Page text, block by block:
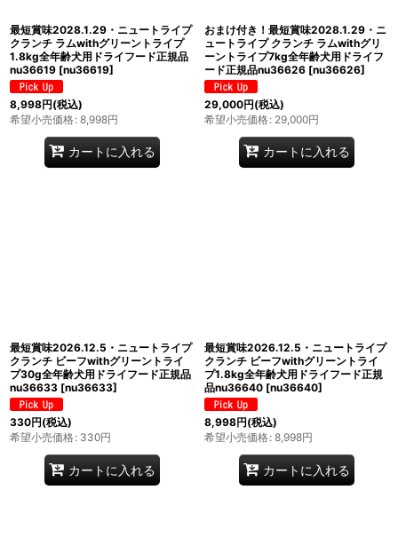
最短賞味2028.1.29・ニュートライプ
クランチ ラムwithグリーントライプ
1.8kg全年齢犬用ドライフード正規品
nu36619 [nu36619]
8,998円(税込)
希望小売価格: 8,998円
カートに入れる
おまけ付き！最短賞味2028.1.29・ニ
ュートライプ クランチ ラムwithグリ
ーントライプ7kg全年齢犬用ドライフ
ード正規品nu36626 [nu36626]
29,000円(税込)
希望小売価格: 29,000円
カートに入れる
最短賞味2026.12.5・ニュートライプ
クランチ ビーフwithグリーントライ
プ30g全年齢犬用ドライフード正規品
nu36633 [nu36633]
330円(税込)
希望小売価格: 330円
カートに入れる
最短賞味2026.12.5・ニュートライプ
クランチ ビーフwithグリーントライ
プ1.8kg全年齢犬用ドライフード正規
品nu36640 [nu36640]
8,998円(税込)
希望小売価格: 8,998円
カートに入れる